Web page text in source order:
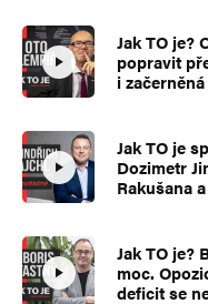
Jak TO je?
popravit
i
Jak TO je
Dozimetr
Rakušana
Jak TO je?
moc.
deficit se